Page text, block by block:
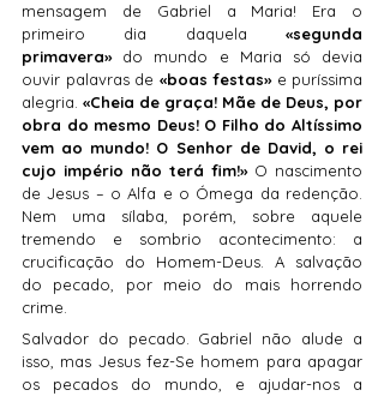
mensagem de Gabriel a Maria! Era o
primeiro dia daquela «segunda
primavera» do mundo e Maria só devia
ouvir palavras de «boas festas» e puríssima
alegria. «Cheia de graça! Mãe de Deus, por
obra do mesmo Deus! O Filho do Altíssimo
vem ao mundo! O Senhor de David, o rei
cujo império não terá fim!» O nascimento
de Jesus – o Alfa e o Ómega da redenção.
Nem uma sílaba, porém, sobre aquele
tremendo e sombrio acontecimento: a
crucificação do Homem-Deus. A salvação
do pecado, por meio do mais horrendo
crime.
Salvador do pecado. Gabriel não alude a
isso, mas Jesus fez-Se homem para apagar
os pecados do mundo, e ajudar-nos a